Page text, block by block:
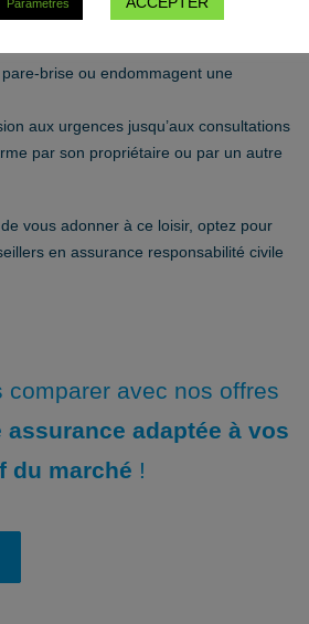
brise ou endommagent une
aux urgences jusqu’aux consultations
par son propriétaire ou par un autre
vous adonner à ce loisir, optez pour
en assurance responsabilité civile
comparer avec nos offres
assurance adaptée à vos
du marché !
Paramètres